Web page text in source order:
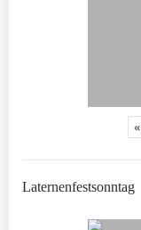
«
Laternenfestsonntag